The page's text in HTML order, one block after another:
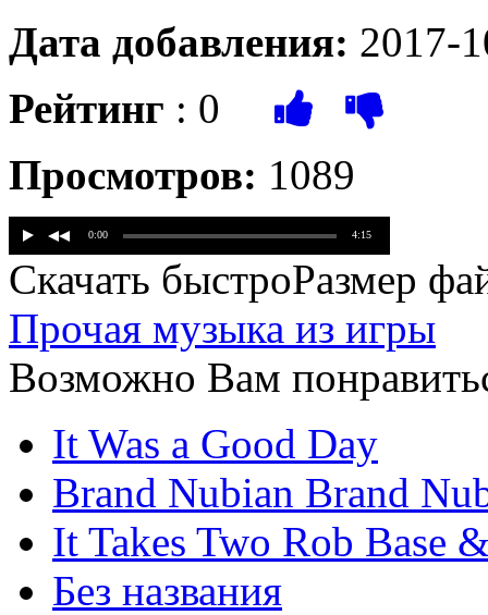
Дата добавления: 2017-
Рейтинг : 0
Просмотров: 1089
Скачать быстроРазмер
Прочая музыка из игры
Возможно Вам
It Was a Good Day
Brand Nubian Brand
It Takes Two Rob Base
Без названия